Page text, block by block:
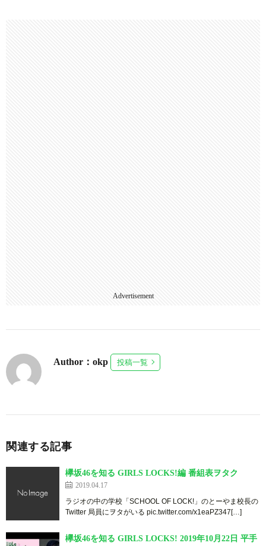
Advertisement
Author：okp 投稿一覧
関連する記事
欅坂46を知る GIRLS LOCKS!編 番組表ヲタク
2019.04.17
ラジオの中の学校「SCHOOL OF LOCK!」のとーやま校長の
Twitter 局員にヲタがいる pic.twitter.com/x1eaPZ347[…]
欅坂46を知る GIRLS LOCKS! 2019年10月22日 平手